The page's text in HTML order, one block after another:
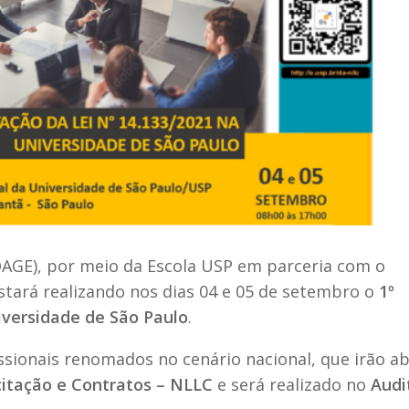
por meio da Escola USP em parceria com o
realizando nos dias 04 e 05 de setembro o 1º
de São Paulo.
renomados no cenário nacional, que irão
e Contratos – NLLC e será realizado no